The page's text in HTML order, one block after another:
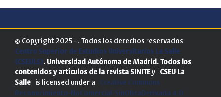
© Copyright 2025 - . Todos los derechos reservados.
Centro Superior de Estudios Universitarios La Salle
(CSEULS). Universidad Autónoma de Madrid. Todos los
contenidos y artículos de la revista SINITEy CSEU La
Salle is licensed under a Creative Commons
Reconocimiento-NoComercial-SinObraDerivada 4.0